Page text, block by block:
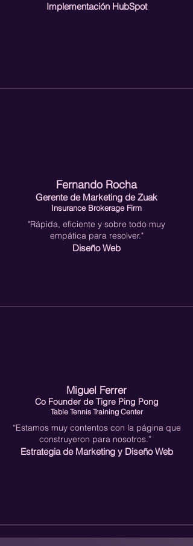
Implementación HubSpot
Fernando Rocha
Gerente de Marketing deZuak
Insurance Brokerage Firm
"Rápida, eficiente y sobre todo muy
empática para resolver."
Diseño Web
Miguel Ferrer
Co Founder de Tigre Ping Pong
Table Tennis Training Center
“Estamos muy contentos con la página que
construyeron para nosotros.”
Estrategia de Marketing y Diseño Web